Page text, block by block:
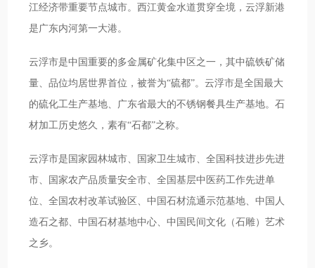
江经济带重要节点城市。西江黄金水道贯穿全境，云浮新港
是广东内河第一大港。
云浮市是中国重要的多金属矿化集中区之一，其中硫铁矿储
量、品位均居世界首位，被誉为“硫都”。云浮市是全国最大
的硫化工生产基地、广东省最大的不锈钢餐具生产基地。石
材加工历史悠久，素有“石都”之称。
云浮市是国家园林城市、国家卫生城市、全国科技进步先进
市、国家农产品质量安全市、全国基层中医药工作先进单
位、全国农村改革试验区、中国石材流通示范基地、中国人
造石之都、中国石材基地中心、中国民间文化（石雕）艺术
之乡。